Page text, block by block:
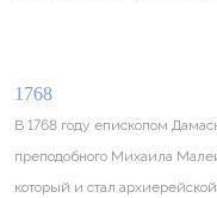
1768
В 1768 году епископом
преподобного Михаила
который и стал